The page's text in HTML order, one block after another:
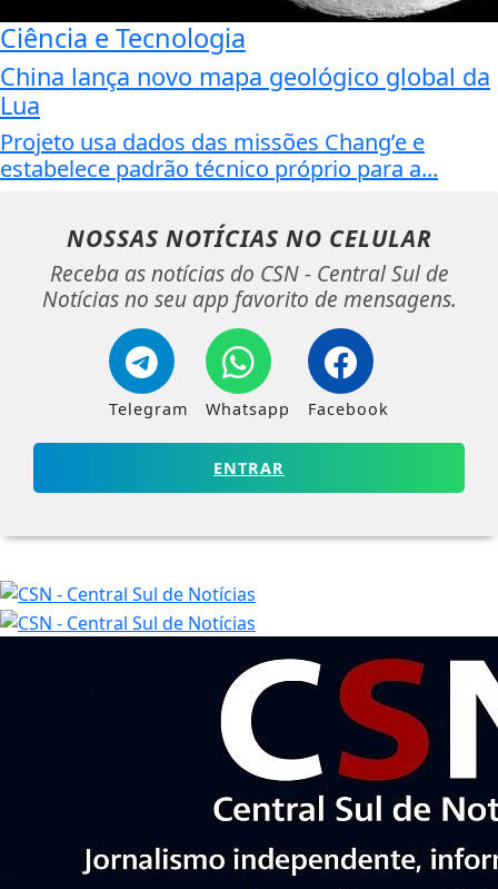
Ciência e Tecnologia
China lança novo mapa geológico global da
Lua
Projeto usa dados das missões Chang’e e
estabelece padrão técnico próprio para a...
NOSSAS NOTÍCIAS NO CELULAR
Receba as notícias do CSN - Central Sul de
Notícias no seu app favorito de mensagens.
Telegram Whatsapp Facebook
ENTRAR